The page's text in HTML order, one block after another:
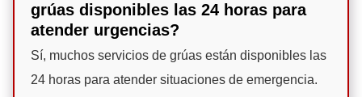
grúas disponibles las 24 horas para
atender urgencias?
Sí, muchos servicios de grúas están disponibles las
24 horas para atender situaciones de emergencia.